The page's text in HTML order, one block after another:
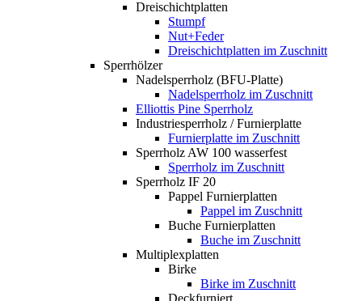
Dreischichtplatten
Stumpf
Nut+Feder
Dreischichtplatten im Zuschnitt
Sperrhölzer
Nadelsperrholz (BFU-Platte)
Nadelsperrholz im Zuschnitt
Elliottis Pine Sperrholz
Industriesperrholz / Furnierplatte
Furnierplatte im Zuschnitt
Sperrholz AW 100 wasserfest
Sperrholz im Zuschnitt
Sperrholz IF 20
Pappel Furnierplatten
Pappel im Zuschnitt
Buche Furnierplatten
Buche im Zuschnitt
Multiplexplatten
Birke
Birke im Zuschnitt
Deckfurniert